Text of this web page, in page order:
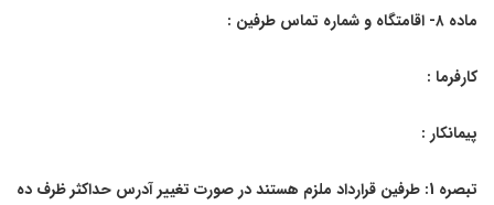
ماده ۸- اقامتگاه و شماره تماس طرفین :
کارفرما :
پیمانکار :
تبصره 1: طرفین قرارداد ملزم هستند در صورت تغییر آدرس حداکثر ظرف ده